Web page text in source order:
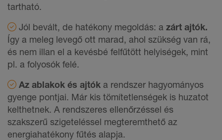
tartható.
Jól bevált, de hatékony megoldás: a zárt ajtók.
Így a meleg levegő ott marad, ahol szükség van rá,
és nem illan el a kevésbé felfűtött helyiségek, mint
pl. a folyosók felé.
Az ablakok és ajtók a rendszer hagyományos
gyenge pontjai. Már kis tömítetlenségek is huzatot
kelthetnek. A rendszeres ellenőrzéssel és
szakszerű szigeteléssel megteremthető az
energiahatékony fűtés alapja.